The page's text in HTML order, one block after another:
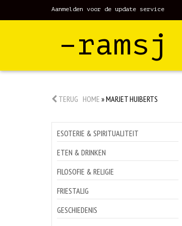
Aanmelden voor de update service
–ramsj
TERUG HOME »MARJET HUIBERTS
ESOTERIE & SPIRITUALITEIT
ETEN & DRINKEN
FILOSOFIE & RELIGIE
FRIESTALIG
GESCHIEDENIS